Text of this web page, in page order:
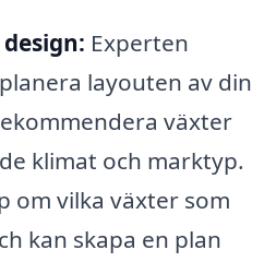
Experten
layouten av din
växter
klimat och marktyp.
om vilka växter som
kan skapa en plan